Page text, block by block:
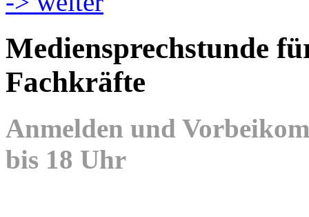
Mediensprechstunde
Fachkräfte
Anmelden und
bis 18 Uhr